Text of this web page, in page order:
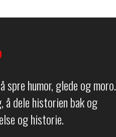
spre humor, glede og moro.
å dele historien bak og
og historie.